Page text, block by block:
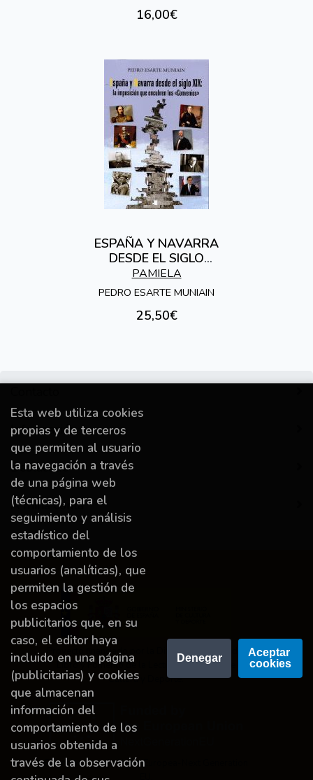
16,00€
ESPAÑA Y NAVARRA
DESDE EL SIGLO
XIX:LA IMPOSICION
QUE ...
PAMIELA
PEDRO ESARTE MUNIAIN
25,50€
Información
Destacado
A miña conta
Proyecto financiado por la Dirección General del
Libro y Fomento de la Lectura, Ministerio de
Cultura y Deporte.
Financiado por la Unión Europea-Next Generation
Esta web utiliza cookies
propias y de terceros
que permiten al usuario
la navegación a través
de una página web
(técnicas), para el
seguimiento y análisis
estadístico del
comportamiento de los
usuarios (analíticas), que
permiten la gestión de
los espacios
publicitarios que, en su
caso, el editor haya
incluido en una página
(publicitarias) y cookies
que almacenan
información del
comportamiento de los
usuarios obtenida a
través de la observación
Denegar
Aceptar
cookies